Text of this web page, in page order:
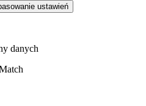
ustawień
danych